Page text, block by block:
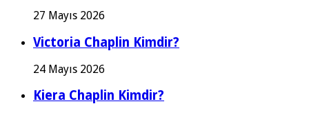
27 Mayıs 2026
Victoria Chaplin Kimdir?
24 Mayıs 2026
Kiera Chaplin Kimdir?